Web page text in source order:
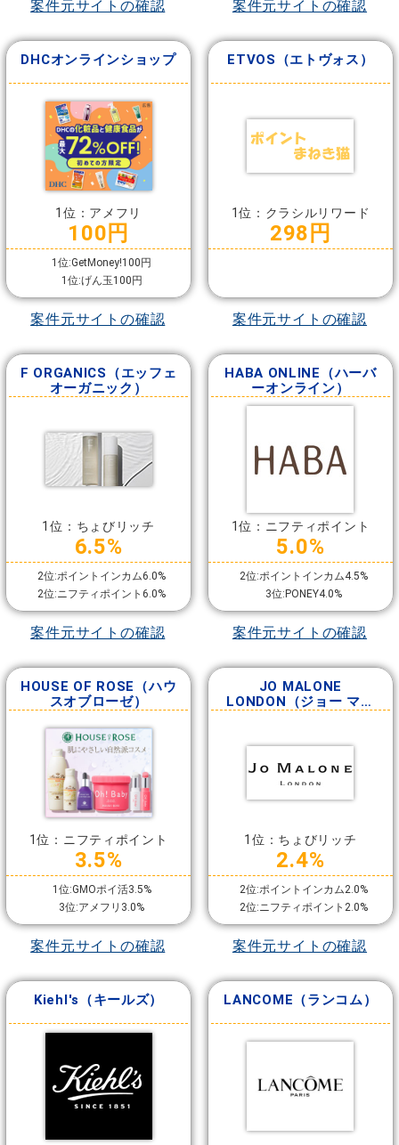
案件元サイトの確認 案件元サイトの確認
DHCオンラインショップ
1位：アメフリ
100円
1位:GetMoney!100円
1位:げん玉100円
案件元サイトの確認
ETVOS（エトヴォス）
1位：クラシルリワード
298円
案件元サイトの確認
F ORGANICS（エッフェ
オーガニック）
1位：ちょびリッチ
6.5%
2位:ポイントインカム6.0%
2位:ニフティポイント6.0%
案件元サイトの確認
HABA ONLINE（ハーバ
ーオンライン）
1位：ニフティポイント
5.0%
2位:ポイントインカム4.5%
3位:PONEY4.0%
案件元サイトの確認
HOUSE OF ROSE（ハウ
スオブローゼ）
1位：ニフティポイント
3.5%
1位:GMOポイ活3.5%
3位:アメフリ3.0%
案件元サイトの確認
JO MALONE
LONDON（ジョー マロ
1位：ちょびリッチ
2.4%
2位:ポイントインカム2.0%
2位:ニフティポイント2.0%
案件元サイトの確認
Kiehl's（キールズ） LANCOME（ランコム）